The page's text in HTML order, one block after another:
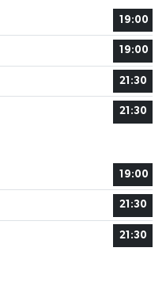
19:00
19:00
21:30
21:30
19:00
21:30
21:30